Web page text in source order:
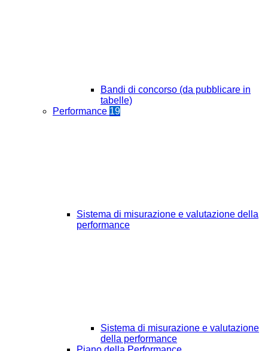
Bandi di concorso (da pubblicare in
tabelle)
Performance 19
Sistema di misurazione e valutazione della
performance
Sistema di misurazione e valutazione
della performance